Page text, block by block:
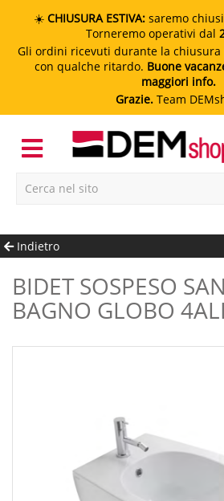
☀️ CHIUSURA ESTIVA: saremo chiusi
Torneremo operativi dal
Gli ordini ricevuti durante la chiusura
con qualche ritardo. Buone
maggiori info.
Grazie. Team
Indietro
BIDET SOSPESO SANITARI
BAGNO GLOBO